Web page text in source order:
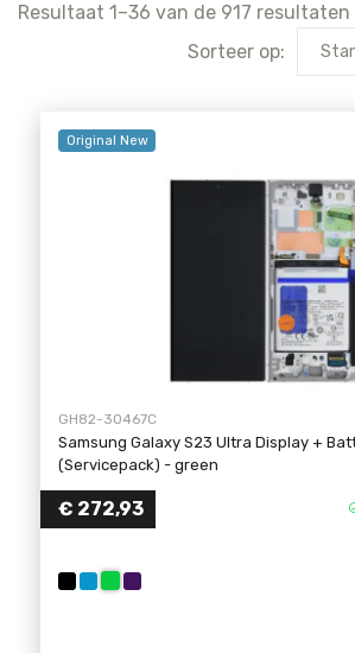
Resultaat 1–36 van de 917
Sorteer op:
Original New
GH82-30467C
Samsung Galaxy S23 Ultra Display +
(Servicepack) - green
€ 272,93